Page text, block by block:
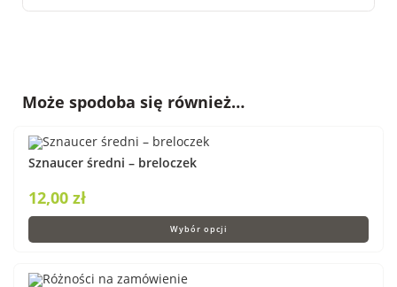
Może spodoba się również…
Sznaucer średni – breloczek
12,00zł
Wybór opcji